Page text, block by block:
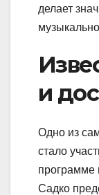
делает
и
Одно из
стало
программе
Садко